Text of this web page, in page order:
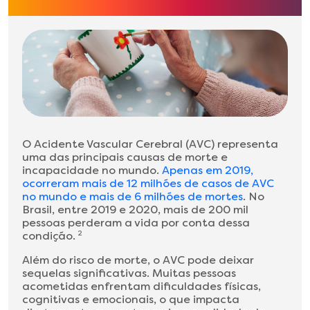
O Acidente Vascular Cerebral (AVC) representa
uma das principais causas de morte e
incapacidade no mundo. Apenas em 2019,
ocorreram mais de 12 milhões de casos de AVC
no mundo e mais de 6 milhões de mortes. No
Brasil, entre 2019 e 2020, mais de 200 mil
pessoas perderam a vida por conta dessa
condição. 2
Além do risco de morte, o AVC pode deixar
sequelas significativas. Muitas pessoas
acometidas enfrentam dificuldades físicas,
cognitivas e emocionais, o que impacta